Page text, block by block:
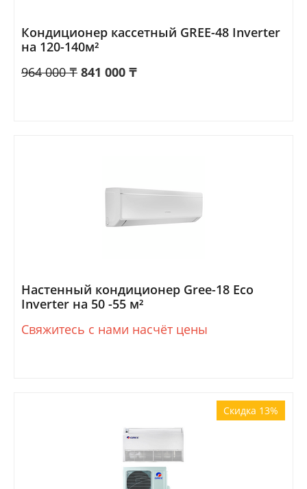
Кондиционер кассетный GREE-48 Inverter
на 120-140м²
964 000 ₸ 841 000 ₸
Настенный кондиционер Gree-18 Eco
Inverter на 50 -55 м²
Свяжитесь с нами насчёт цены
Скидка 13%